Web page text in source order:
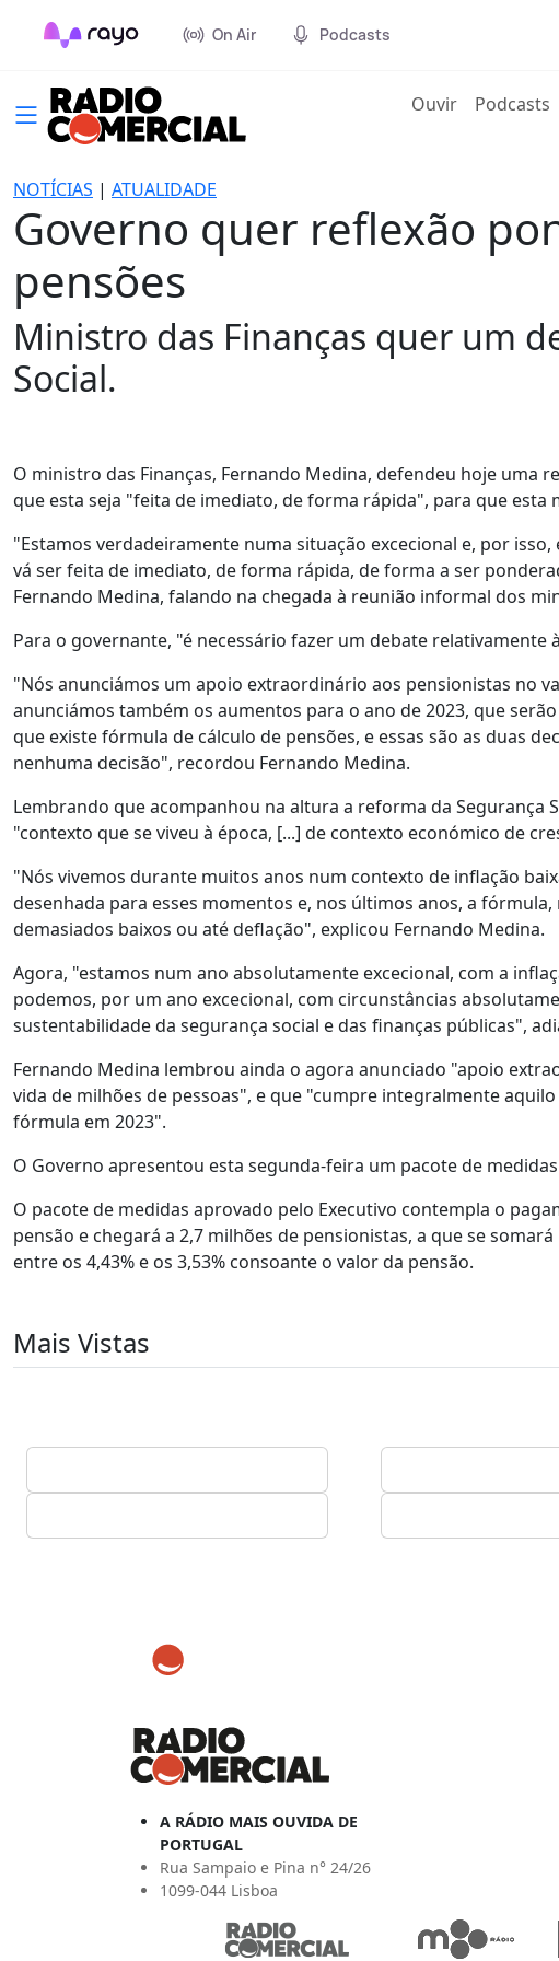
On Air Podcasts
Ouvir(current)
Podcasts
NOTÍCIAS | ATUALIDADE
Governo quer reflexão
pensões
Ministro das Finanças quer um
Social.
O ministro das Finanças, Fernando Medina, defendeu hoje uma
que esta seja "feita de imediato, de forma rápida", para que esta
"Estamos verdadeiramente numa situação excecional e, por
vá ser feita de imediato, de forma rápida, de forma a ser
Fernando Medina, falando na chegada à reunião informal dos
Para o governante, "é necessário fazer um debate relativamente
"Nós anunciámos um apoio extraordinário aos pensionistas no
anunciámos também os aumentos para o ano de 2023, que
que existe fórmula de cálculo de pensões, e essas são as duas
nenhuma decisão", recordou Fernando Medina.
Lembrando que acompanhou na altura a reforma da Segurança
"contexto que se viveu à época, [...] de contexto económico de
"Nós vivemos durante muitos anos num contexto de inflação
desenhada para esses momentos e, nos últimos anos, a
demasiados baixos ou até deflação", explicou Fernando Medina.
Agora, "estamos num ano absolutamente excecional, com a
podemos, por um ano excecional, com circunstâncias
sustentabilidade da segurança social e das finanças públicas",
Fernando Medina lembrou ainda o agora anunciado "apoio
vida de milhões de pessoas", e que "cumpre integralmente
fórmula em 2023".
O Governo apresentou esta segunda-feira um pacote de
O pacote de medidas aprovado pelo Executivo contempla o
pensão e chegará a 2,7 milhões de pensionistas, a que se
entre os 4,43% e os 3,53% consoante o valor da pensão.
Mais Vistas
A RÁDIO MAIS OUVIDA DE
PORTUGAL
Rua Sampaio e Pina n° 24/26
1099-044 Lisboa